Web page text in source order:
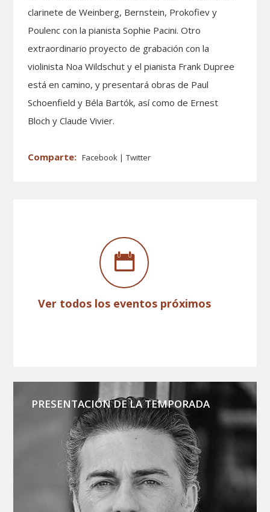
clarinete de Weinberg, Bernstein, Prokofiev y
Poulenc con la pianista Sophie Pacini. Otro
extraordinario proyecto de grabación con la
violinista Noa Wildschut y el pianista Frank Dupree
está en camino, y presentará obras de Paul
Schoenfield y Béla Bartók, así como de Ernest
Bloch y Claude Vivier.
Facebook Twitter
Ver todos los eventos próximos
PRESENTACIÓN DE LA TEMPORADA